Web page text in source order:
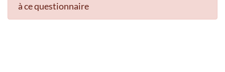
à ce questionnaire